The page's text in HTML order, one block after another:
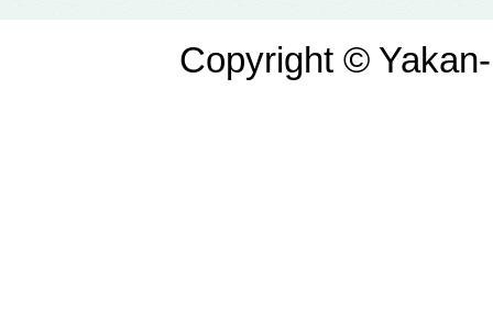
Copyright ©